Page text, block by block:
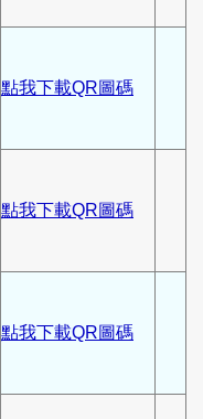
點我下載QR圖碼
點我下載QR圖碼
點我下載QR圖碼